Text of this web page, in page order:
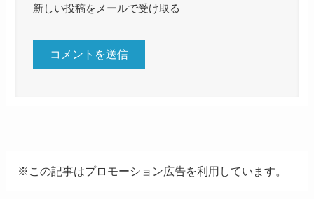
新しい投稿をメールで受け取る
※この記事はプロモーション広告を利用しています。